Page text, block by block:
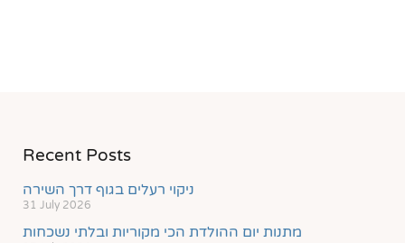
Recent Posts
ניקוי רעלים בגוף דרך השירה
31 July 2026
מתנות יום ההולדת הכי מקוריות ובלתי נשכחות